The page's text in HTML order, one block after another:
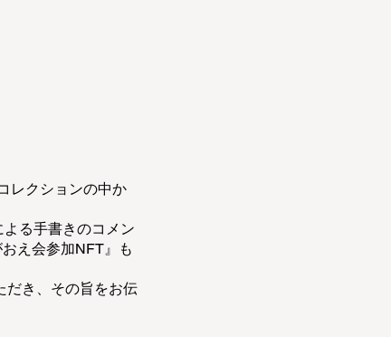
レクションの中か
る手書きのコメン
え会参加NFT』も
だき、その旨をお伝